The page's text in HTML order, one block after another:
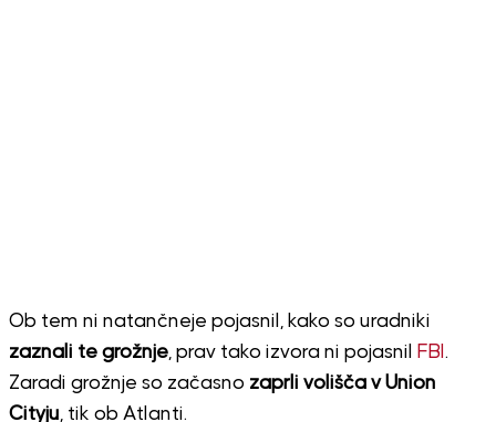
Ob tem ni natančneje pojasnil, kako so uradniki
zaznali te grožnje, prav tako izvora ni pojasnil FBI .
Zaradi grožnje so začasno zaprli volišča v Union
Cityju , tik ob Atlanti.